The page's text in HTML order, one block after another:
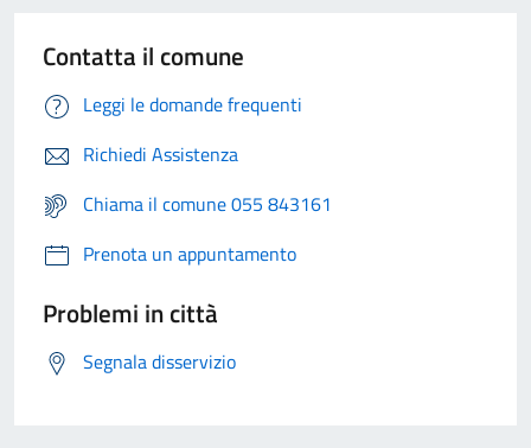
Contatta il comune
Leggi le domande frequenti
Richiedi Assistenza
Chiama il comune 055 843161
Prenota un appuntamento
Problemi in città
Segnala disservizio